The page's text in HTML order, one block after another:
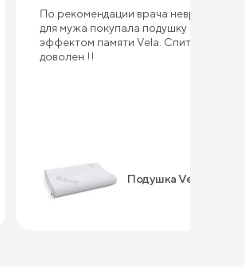
По рекомендации врача невролога
для мужа покупала подушку с
эффектом памяти Vela. Спит уже год -
доволен !!
Подушка Vela